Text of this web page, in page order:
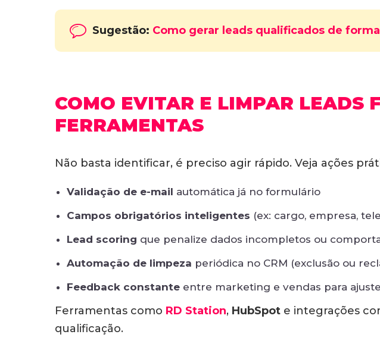
Sugestão: Como gerar leads qualificados de
COMO EVITAR E LIMPAR LEADS
FERRAMENTAS
Não basta identificar, é preciso agir rápido. Veja ações
Validação de e-mail automática já no formulário
Campos obrigatórios inteligentes (ex: cargo, empresa,
Lead scoring que penalize dados incompletos ou
Automação de limpeza periódica no CRM (exclusão ou
Feedback constante entre marketing e vendas para
Ferramentas como RD Station, HubSpot e integrações
qualificação.